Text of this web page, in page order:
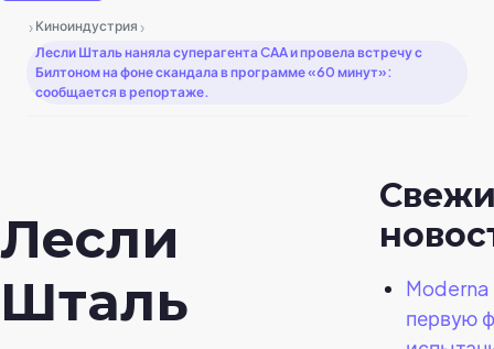
› Киноиндустрия ›
Лесли Шталь наняла суперагента CAA и провела встречу с
Билтоном на фоне скандала в программе «60 минут»:
сообщается в репортаже.
Лесли
Шталь
Moderna
первую